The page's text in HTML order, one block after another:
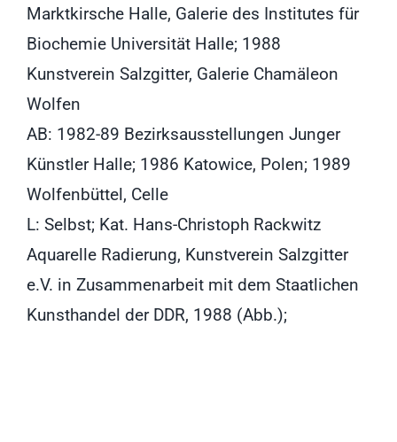
Marktkirsche Halle, Galerie des Institutes für
Biochemie Universität Halle; 1988
Kunstverein Salzgitter, Galerie Chamäleon
Wolfen
AB: 1982-89 Bezirksausstellungen Junger
Künstler Halle; 1986 Katowice, Polen; 1989
Wolfenbüttel, Celle
L: Selbst; Kat. Hans-Christoph Rackwitz
Aquarelle Radierung, Kunstverein Salzgitter
e.V. in Zusammenarbeit mit dem Staatlichen
Kunsthandel der DDR, 1988 (Abb.);